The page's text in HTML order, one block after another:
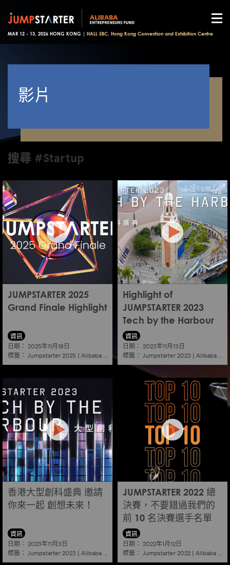
MAR 12 - 13, 2026 HONG KONG | HALL 5BC, Hong Kong Convention and Exhibition Centre
影片
搜尋 #Startup
JUMPSTARTER 2025
Grand Finale Highlight
資訊
日期： 2025年11月18日
標籤： Jumpstarter 2025 | Alibaba Aef| Startup
Highlight of
JUMPSTARTER 2023
Tech by the Harbour
資訊
日期： 2023年11月13日
標籤： Jumpstarter 2023 | Alibaba
香港大型創科盛典 邀請
你來一起 創想未來！
資訊
日期： 2023年11月3日
標籤： Jumpstarter 2023 | Alibaba Startup
JUMPSTARTER 2022 總
決賽，不要錯過我們的
前 10 名決賽選手名單
資訊
日期： 2022年1月12日
標籤： Jumpstarter 2022 | Alibaba